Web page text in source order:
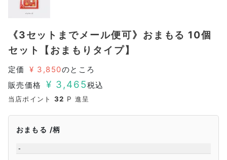
《3セットまでメール便可》おまもる 10個
セット【おまもりタイプ】
定価 ¥ 3,850のところ
販売価格
¥ 3,465税込
当店ポイント 32 P 進呈
おまもる 柄
-